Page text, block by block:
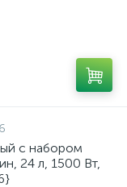
с набором
24 л, 1500 Вт,